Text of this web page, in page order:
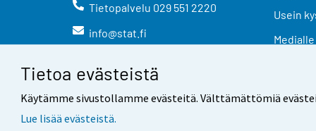
Tietoa evästeistä
Käytämme sivustollamme evästeitä. Välttämättömiä
Lue lisää evästeistä.
Tietopalvelu 029 551 2220
info@stat.fi
Usein
Medialle